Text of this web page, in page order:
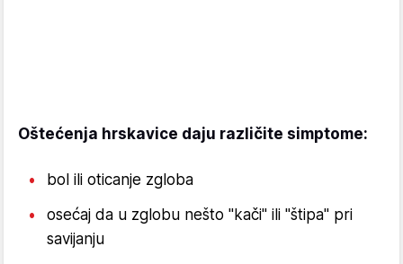
Oštećenja hrskavice daju različite simptome:
bol ili oticanje zgloba
osećaj da u zglobu nešto "kači" ili "štipa" pri
savijanju